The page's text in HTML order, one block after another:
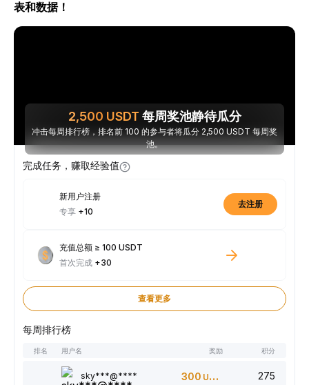
表和数据！
2,500 USDT 每周奖池静待瓜分
冲击每周排行榜，排名前 100 的参与者将瓜分 2,500 USDT 每周奖
池。
完成任务，赚取经验值
新用户注册
专享 +10
去注册
充值总额 ≥ 100 USDT
首次完成 +30
查看更多
每周排行榜
排名 用户名 奖励 积分
sky***@**** 300 USDT 275